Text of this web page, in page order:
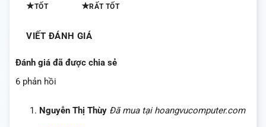
★TỐT ★RẤT TỐT
VIẾT ĐÁNH GIÁ
Đánh giá đã được chia sẻ
6 phản hồi
Nguyễn Thị Thùy Đã mua tại hoangvucomputer.com